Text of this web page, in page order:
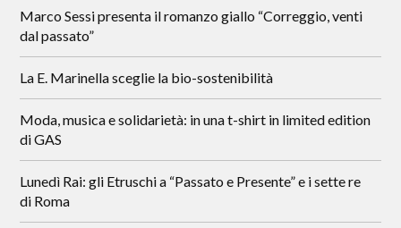
Marco Sessi presenta il romanzo giallo “Correggio, venti
dal passato”
La E. Marinella sceglie la bio-sostenibilità
Moda, musica e solidarietà: in una t-shirt in limited edition
di GAS
Lunedì Rai: gli Etruschi a “Passato e Presente” e i sette re
di Roma